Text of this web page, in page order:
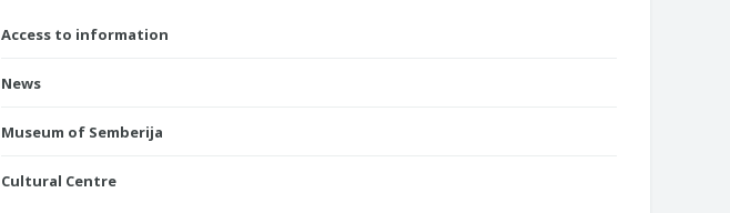
Access to information
News
Museum of Semberija
Cultural Centre